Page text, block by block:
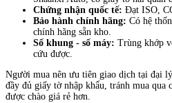
Chứng nhận quốc tế: Đạt ISO,
Bảo hành chính hãng: Có hệ
chính hãng sẵn kho.
Số khung - số máy: Trùng khớp
cứu được.
Người mua nên ưu tiên giao dịch tại đại
đầy đủ giấy tờ nhập khẩu, tránh mua qua
được chào giá rẻ hơn.